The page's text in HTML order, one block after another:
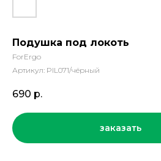
Подушка под локоть
ForErgo
Артикул: PIL071/чёрный
690 р.
заказать